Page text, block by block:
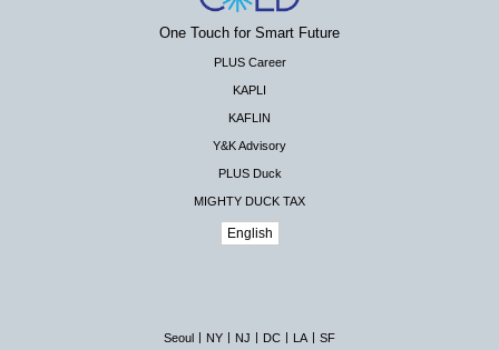
One Touch for Smart Future
PLUS Career
KAPLI
KAFLIN
Y&K Advisory
PLUS Duck
MIGHTY DUCK TAX
English
Seoul NY NJ DC LA SF